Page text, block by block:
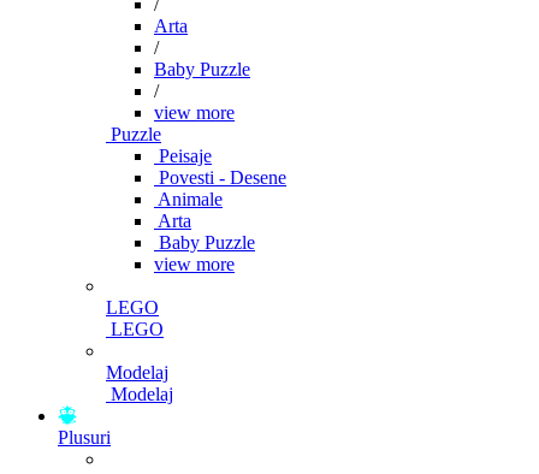
/
Arta
/
Baby Puzzle
/
view more
Puzzle
Peisaje
Povesti - Desene
Animale
Arta
Baby Puzzle
view more
LEGO
LEGO
Modelaj
Modelaj
Plusuri